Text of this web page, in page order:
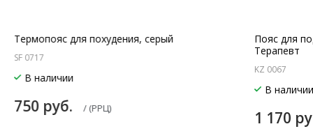
Термопояс для похудения, серый
SF 0717
В наличии
750 руб. / (РРЦ)
Пояс для
Терапевт
KZ 0067
В
1 170